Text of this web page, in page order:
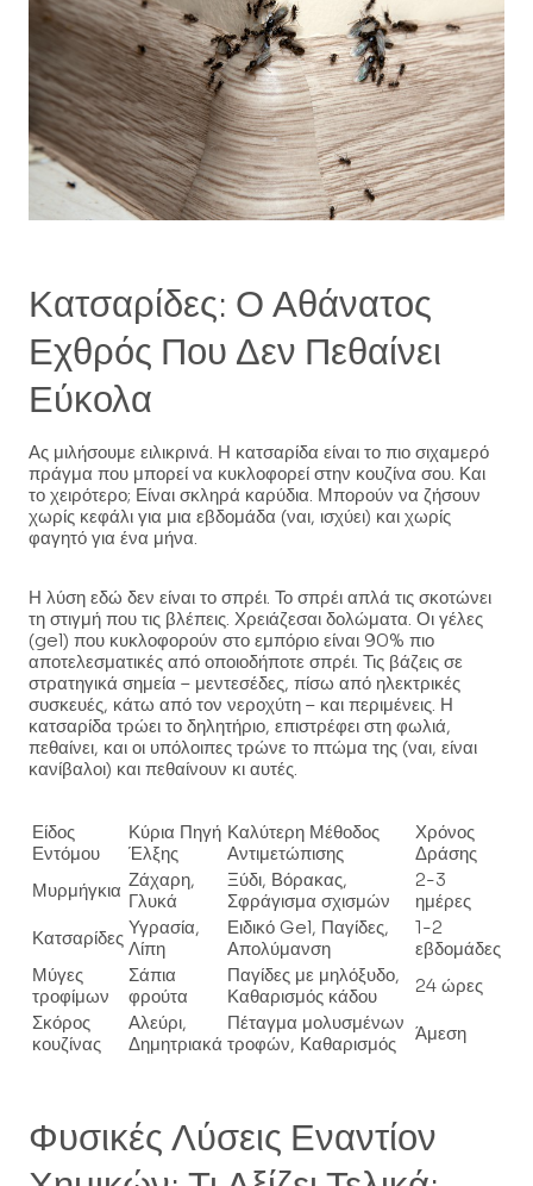
Κατσαρίδες: Ο Αθάνατος
Εχθρός Που Δεν Πεθαίνει
Εύκολα
Ας μιλήσουμε ειλικρινά. Η κατσαρίδα είναι το πιο σιχαμερό
πράγμα που μπορεί να κυκλοφορεί στην κουζίνα σου. Και
το χειρότερο; Είναι σκληρά καρύδια. Μπορούν να ζήσουν
χωρίς κεφάλι για μια εβδομάδα (ναι, ισχύει) και χωρίς
φαγητό για ένα μήνα.
Η λύση εδώ δεν είναι το σπρέι. Το σπρέι απλά τις σκοτώνει
τη στιγμή που τις βλέπεις. Χρειάζεσαι δολώματα. Οι γέλες
(gel) που κυκλοφορούν στο εμπόριο είναι 90% πιο
αποτελεσματικές από οποιοδήποτε σπρέι. Τις βάζεις σε
στρατηγικά σημεία – μεντεσέδες, πίσω από ηλεκτρικές
συσκευές, κάτω από τον νεροχύτη – και περιμένεις. Η
κατσαρίδα τρώει το δηλητήριο, επιστρέφει στη φωλιά,
πεθαίνει, και οι υπόλοιπες τρώνε το πτώμα της (ναι, είναι
κανίβαλοι) και πεθαίνουν κι αυτές.
Είδος
Εντόμου
Κύρια Πηγή
Έλξης
Καλύτερη Μέθοδος
Αντιμετώπισης
Χρόνος
Δράσης
Μυρμήγκια Ζάχαρη,
Γλυκά
Ξύδι, Βόρακας,
Σφράγισμα σχισμών
2-3
ημέρες
Κατσαρίδες Υγρασία,
Λίπη
Ειδικό Gel, Παγίδες,
Απολύμανση
1-2
εβδομάδες
Μύγες
τροφίμων
Σάπια
φρούτα
Παγίδες με μηλόξυδο,
Καθαρισμός κάδου
24 ώρες
Σκόρος
κουζίνας
Αλεύρι,
Δημητριακά
Πέταγμα μολυσμένων
τροφών, Καθαρισμός
Άμεση
Φυσικές Λύσεις Εναντίον